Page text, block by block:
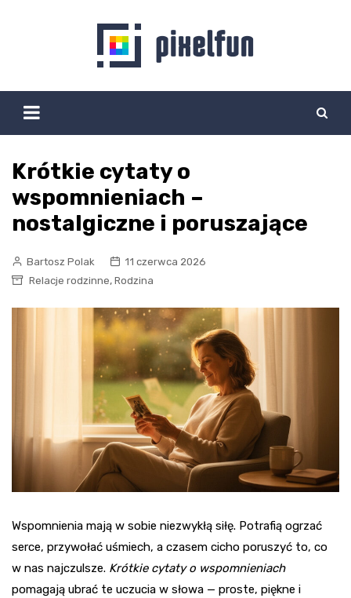
Krótkie cytaty o
wspomnieniach –
nostalgiczne i poruszające
Bartosz Polak
11 czerwca 2026
Relacje rodzinne, Rodzina
Wspomnienia mają w sobie niezwykłą siłę. Potrafią ogrzać
serce, przywołać uśmiech, a czasem cicho poruszyć to, co
w nas najczulsze. Krótkie cytaty o wspomnieniach
pomagają ubrać te uczucia w słowa — proste, piękne i